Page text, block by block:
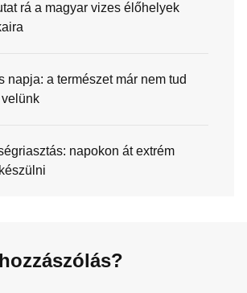
rá a magyar vizes élőhelyek
napja: a természet már nem tud
velünk
napokon át extrém